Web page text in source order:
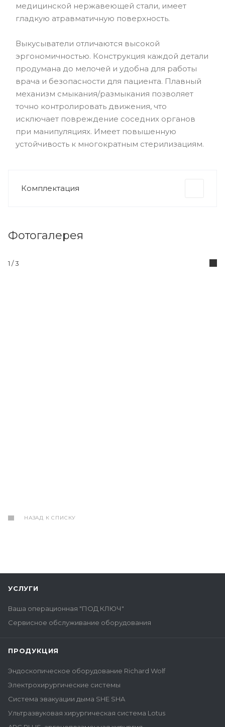
медицинской нержавеющей стали, имеет
гладкую атравматичную поверхность.
Выкусыватели отличаются высокой
эргономичностью. Конструкция каждой детали
продумана до мелочей и удобна для работы
врача и безопасности для пациента. Плавный
механизм смыкания/размыкания позволяет
точно контролировать движения, что
исключает повреждение соседних органов
при манипуляциях. Имеет повышенную
устойчивость к многократным стерилизациям.
Комплектация
Фотогалерея
1 / 3
НАЗАД К СПИСКУ
УСЛУГИ
Ваша операционная "ПОД КЛЮЧ"
Сервисное обслуживание оборудования
ПРОДУКЦИЯ
Эндоскопическое оборудование Richard Wolf
Электрохирургические системы
Система эвакуации дыма SHE SHA
Ультразвуковая хирургическая система Lotus